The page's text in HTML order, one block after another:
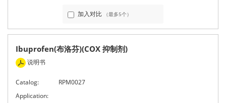
加入对比 （最多5个）
Ibuprofen(布洛芬)(COX 抑制剂)
说明书
Catalog:
RPM0027
Application: